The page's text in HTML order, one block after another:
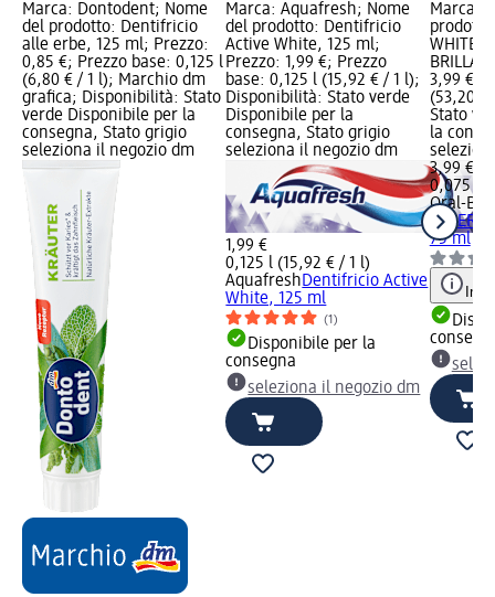
Marca: Dontodent; Nome
del prodotto: Dentifricio
alle erbe, 125 ml; Prezzo:
0,85 €; Prezzo base: 0,125 l
(6,80 € / 1 l); Marchio dm
grafica; Disponibilità: Stato
verde Disponibile per la
consegna, Stato grigio
seleziona il negozio dm
Marca: Aquafresh; Nome
del prodotto: Dentifricio
Active White, 125 ml;
Prezzo: 1,99 €; Prezzo
base: 0,125 l (15,92 € / 1 l);
Disponibilità: Stato verde
Disponibile per la
consegna, Stato grigio
seleziona il negozio dm
1,99 €
0,125 l (15,92 € / 1 l)
AquafreshDentifricio Active
White, 125 ml
(1)
Disponibile per la
consegna
seleziona il negozio dm
Marca:
WHITE
3,99 €;
(53,20
Stato
la
3,99 €
0,075 l
Oral-B
75 ml